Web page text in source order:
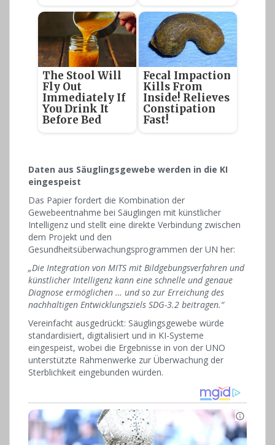
The Stool Will
Fly Out
Immediately If
You Drink It
Before Bed
Fecal Impaction
Kills From
Inside! Relieves
Constipation
Fast!
Daten aus Säuglingsgewebe werden in die KI
eingespeist
Das Papier fordert die Kombination der
Gewebeentnahme bei Säuglingen mit künstlicher
Intelligenz und stellt eine direkte Verbindung zwischen
dem Projekt und den
Gesundheitsüberwachungsprogrammen der UN her:
„Die Integration von MITS mit Bildgebungsverfahren und
künstlicher Intelligenz kann eine schnelle und genaue
Diagnose ermöglichen … und so zur Erreichung des
nachhaltigen Entwicklungsziels SDG-3.2 beitragen.“
Vereinfacht ausgedrückt: Säuglingsgewebe würde
standardisiert, digitalisiert und in KI-Systeme
eingespeist, wobei die Ergebnisse in von der UNO
unterstützte Rahmenwerke zur Überwachung der
Sterblichkeit eingebunden würden.